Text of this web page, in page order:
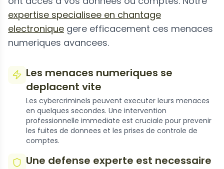
expertise specialisee en chantage
electronique gere efficacement ces menaces
numeriques avancees.
Les menaces numeriques se
deplacent vite
Les cybercriminels peuvent executer leurs menaces
en quelques secondes. Une intervention
professionnelle immediate est cruciale pour prevenir
les fuites de donnees et les prises de controle de
comptes.
Une defense experte est necessaire